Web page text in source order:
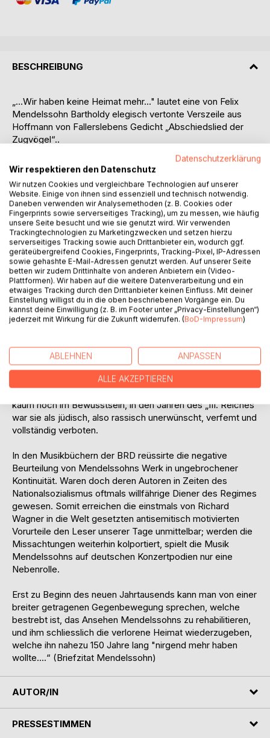
BESCHREIBUNG
„...Wir haben keine Heimat mehr..." lautet eine von Felix
Mendelssohn Bartholdy elegisch vertonte Verszeile aus
Hoffmann von Fallerslebens Gedicht „Abschiedslied der
Zugvögel“..
kaum, daß man ihm selbst die Verwurzelung in seiner
Heimat Deutschland aus antisemitischen Beweggründen
einmal vollständig absprechen würde.
Bereits die Zeitgenossen setzten den jüdisch-stämmigen
Komponisten offen-antisemitischen Anfeindungen aus. 3
Jahre nach seinem Tode im November 1847 publizierte
Richard Wagner die folgenschwere Schmähschrift "Das
Judenthum in der Musik".
Darin sprach Wagner den Juden jede echte und wahre
Befähigung zu Kunst und Musik ab. Diese Einschätzung
wurde in der zweiten Hälfte des 19. Jahrhunderts zum
Hugo Riemann attestierte der Musik Mendelssohns
"Weichlichkeit und Sentimentalität"; Detlev von Liliencron
verspottete den Komponisten als "Felix Mendelmaier". Um
die Jahrhundertwende war die Musik Felix Mendelssohns
kaum noch im Bewusstsein, in den Jahren des „III. Reiches“
war sie als jüdisch, also rassisch unerwünscht, verfemt und
vollständig verboten.
In den Musikbüchern der BRD reüssirte die negative
Beurteilung von Mendelssohns Werk in ungebrochener
Kontinuität. Waren doch deren Autoren in Zeiten des
Nationalsozialismus oftmals willfährige Diener des Regimes
gewesen. Somit erreichen die einstmals von Richard
Wagner in die Welt gesetzten antisemitisch motivierten
Vorurteile den Leser unserer Tage unmittelbar; werden die
Missachtungen weiterhin kolportiert, spielt die Musik
Mendelssohns auf deutschen Konzertpodien nur eine
Nebenrolle.
Erst zu Beginn des neuen Jahrtausends kann man von einer
breiter getragenen Gegenbewegung sprechen, welche
bestrebt ist, das Ansehen Mendelssohns zu rehabilitieren,
und ihm schliesslich die verlorene Heimat wiederzugeben,
welche ihn nahezu 150 Jahre lang "nirgend mehr haben
wollte....“ (Briefzitat Mendelssohn)
AUTOR/IN
PRESSESTIMMEN
Datenschutzerklärung
Wir respektieren den Datenschutz
Wir nutzen Cookies und vergleichbare Technologien auf unserer
Website. Einige von ihnen sind essenziell und technisch notwendig.
Daneben verwenden wir Analysemethoden (z. B. Cookies oder
Fingerprints sowie serverseitiges Tracking), um zu messen, wie häufig
unsere Seite besucht und wie sie genutzt wird. Wir verwenden
Trackingtechnologien zu Marketingzwecken und setzen hierzu
serverseitiges Tracking sowie auch Drittanbieter ein, wodurch ggf.
geräteübergreifend Cookies, Fingerprints, Tracking-Pixel, IP-Adressen
sowie gehashte E-Mail-Adressen genutzt werden. Auf unserer Seite
betten wir zudem Drittinhalte von anderen Anbietern ein (Video-
Plattformen). Wir haben auf die weitere Datenverarbeitung und ein
etwaiges Tracking durch den Drittanbieter keinen Einfluss. Mit deiner
Einstellung willigst du in die oben beschriebenen Vorgänge ein. Du
kannst deine Einwilligung (z. B. im Footer unter „Privacy-Einstellungen“)
jederzeit mit Wirkung für die Zukunft widerrufen. (BoD-Impressum)
ABLEHNEN ANPASSEN
ALLE AKZEPTIEREN